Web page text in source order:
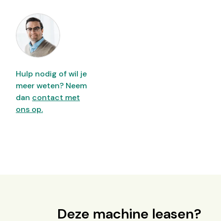
Hulp nodig of wil je
meer weten? Neem
dan contact met
ons op.
Deze machine leasen?